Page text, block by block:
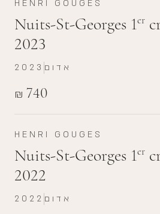
HENRI GOUGES
Nuits-St-Georges 1er
2023
₪ 740
2023 אדום
HENRI GOUGES
Nuits-St-Georges 1er
2022
2022 אדום